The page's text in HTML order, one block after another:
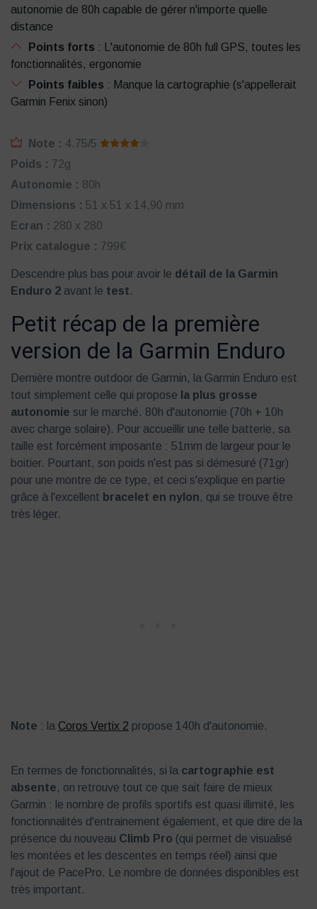
autonomie de 80h capable de gérer n'importe quelle
distance
Points forts : L'autonomie de 80h full GPS, toutes les
fonctionnalités, ergonomie
Points faibles : Manque la cartographie (s'appellerait
Garmin Fenix sinon)
Note : 4.75/5
Poids : 72g
Autonomie : 80h
Dimensions : 51 x 51 x 14,90 mm
Ecran : 280 x 280
Prix catalogue : 799€
Descendre plus bas pour avoir le détail de la Garmin
Enduro 2 avant le test.
Petit récap de la première
version de la Garmin Enduro
Dernière montre outdoor de Garmin, la Garmin Enduro est
tout simplement celle qui propose la plus grosse
autonomie sur le marché. 80h d'autonomie (70h + 10h
avec charge solaire). Pour accueillir une telle batterie, sa
taille est forcément imposante : 51mm de largeur pour le
boitier. Pourtant, son poids n'est pas si démesuré (71gr)
pour une montre de ce type, et ceci s'explique en partie
grâce à l'excellent bracelet en nylon, qui se trouve être
très léger.
Note : la Coros Vertix 2 propose 140h d'autonomie.
En termes de fonctionnalités, si la cartographie est
absente, on retrouve tout ce que sait faire de mieux
Garmin : le nombre de profils sportifs est quasi illimité, les
fonctionnalités d'entrainement également, et que dire de la
présence du nouveau Climb Pro (qui permet de visualisé
les montées et les descentes en temps réel) ainsi que
l'ajout de PacePro. Le nombre de données disponibles est
très important.